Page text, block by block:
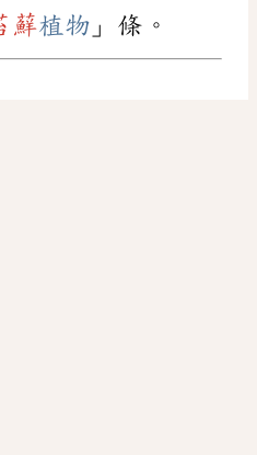
蘚植物 」條。